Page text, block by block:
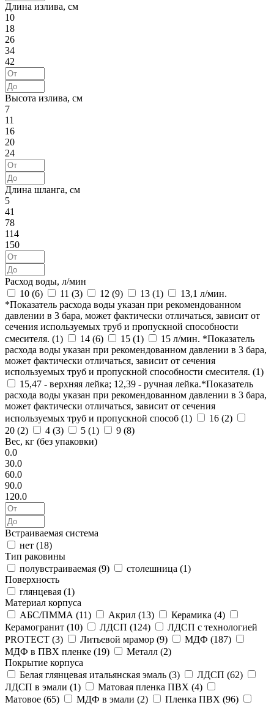
Длина излива, см
10
18
26
34
42
Высота излива, см
7
11
16
20
24
Длина шланга, см
5
41
78
114
150
Расход воды, л/мин
10 (6) 11 (3) 12 (9) 13 (1)
13,1 л/мин.
*Показатель расхода воды указан при рекомендованном
давлении в 3 бара, может фактически отличаться, зависит от
сечения используемых труб и пропускной способности
смесителя. (1) 14 (6) 15 (1)
15 л/мин. *Показатель
расхода воды указан при рекомендованном давлении в 3 бара,
может фактически отличаться, зависит от сечения
используемых труб и пропускной способности смесителя. (1)
15,47 - верхняя лейка; 12,39 - ручная лейка.*Показатель
расхода воды указан при рекомендованном давлении в 3 бара,
может фактически отличаться, зависит от сечения
используемых труб и пропускной способ (1) 16 (2)
20 (2) 4 (3) 5 (1) 9 (8)
Вес, кг (без упаковки)
0.0
30.0
60.0
90.0
120.0
Встраиваемая система
нет (18)
Тип раковины
полувстраиваемая (9) столешница (1)
Поверхность
глянцевая (1)
Материал корпуса
АБС/ПММА (11) Акрил (13) Керамика (4)
Керамогранит (10) ЛДСП (124)
ЛДСП с технологией
PROTECT (3) Литьевой мрамор (9) МДФ (187)
МДФ в ПВХ пленке (19) Металл (2)
Покрытие корпуса
Белая глянцевая итальянская эмаль (3) ЛДСП (62)
ЛДСП в эмали (1) Матовая пленка ПВХ (4)
Матовое (65) МДФ в эмали (2) Пленка ПВХ (96)